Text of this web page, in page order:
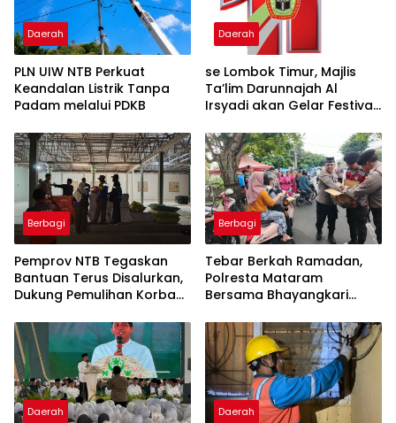
Daerah
PLN UIW NTB Perkuat
Keandalan Listrik Tanpa
Padam melalui PDKB
Daerah
se Lombok Timur, Majlis
Ta’lim Darunnajah Al
Irsyadi akan Gelar Festival
Berbagi
Pemprov NTB Tegaskan
Bantuan Terus Disalurkan,
Dukung Pemulihan Korban
Berbagi
Tebar Berkah Ramadan,
Polresta Mataram
Bersama Bhayangkari
Masyarakat
Daerah Daerah